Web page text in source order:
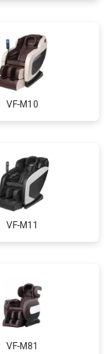
₽ Заказать
VF-M10
VF-M11
VF-M81